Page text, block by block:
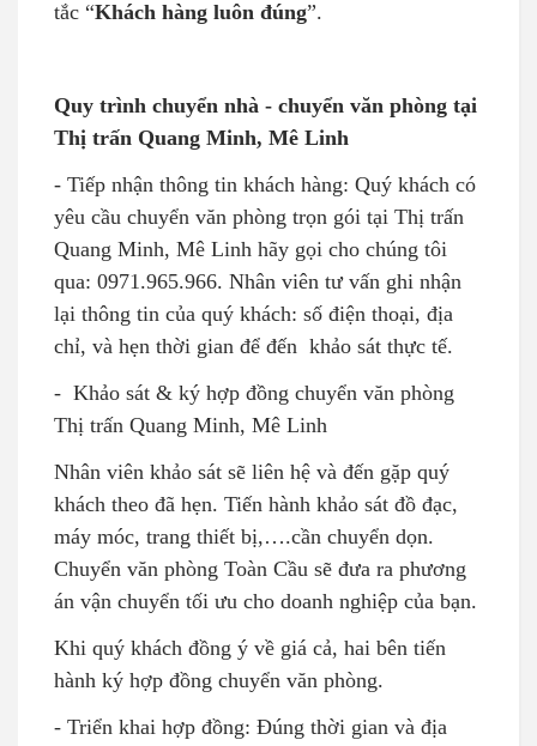
tắc “Khách hàng luôn đúng”.
Quy trình chuyển nhà - chuyển văn phòng tại
Thị trấn Quang Minh, Mê Linh
- Tiếp nhận thông tin khách hàng: Quý khách có
yêu cầu chuyển văn phòng trọn gói tại Thị trấn
Quang Minh, Mê Linh hãy gọi cho chúng tôi
qua: 0971.965.966. Nhân viên tư vấn ghi nhận
lại thông tin của quý khách: số điện thoại, địa
chỉ, và hẹn thời gian để đến khảo sát thực tế.
- Khảo sát & ký hợp đồng chuyển văn phòng
Thị trấn Quang Minh, Mê Linh
Nhân viên khảo sát sẽ liên hệ và đến gặp quý
khách theo đã hẹn. Tiến hành khảo sát đồ đạc,
máy móc, trang thiết bị,….cần chuyển dọn.
Chuyển văn phòng Toàn Cầu sẽ đưa ra phương
án vận chuyển tối ưu cho doanh nghiệp của bạn.
Khi quý khách đồng ý về giá cả, hai bên tiến
hành ký hợp đồng chuyển văn phòng.
- Triển khai hợp đồng: Đúng thời gian và địa